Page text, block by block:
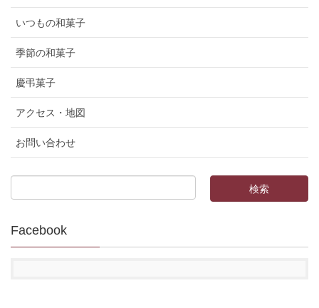
いつもの和菓子
季節の和菓子
慶弔菓子
アクセス・地図
お問い合わせ
Facebook